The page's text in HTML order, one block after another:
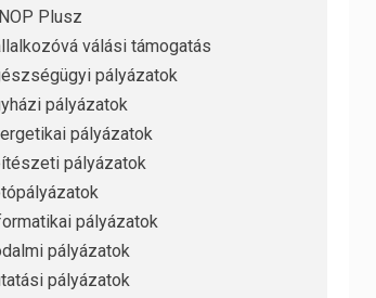
Plusz
válási támogatás
pályázatok
pályázatok
pályázatok
pályázatok
pályázatok
pályázatok
pályázatok